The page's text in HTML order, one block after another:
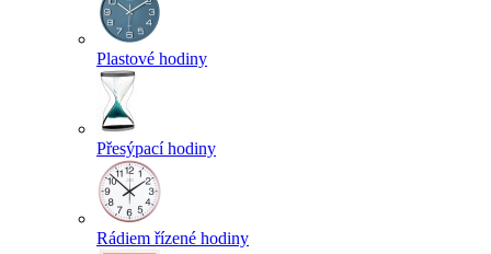
Plastové hodiny
Přesýpací hodiny
Rádiem řízené hodiny